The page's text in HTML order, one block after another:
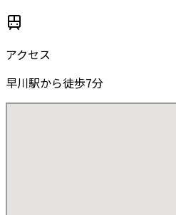
アクセス
早川駅から徒歩7分